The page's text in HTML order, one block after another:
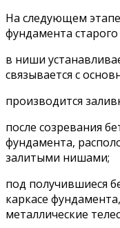
На следующем
фундамента старого
в ниши
связывается с
производится
после созревания
фундамента,
залитыми нишами;
под получившиеся
каркасе
металлические